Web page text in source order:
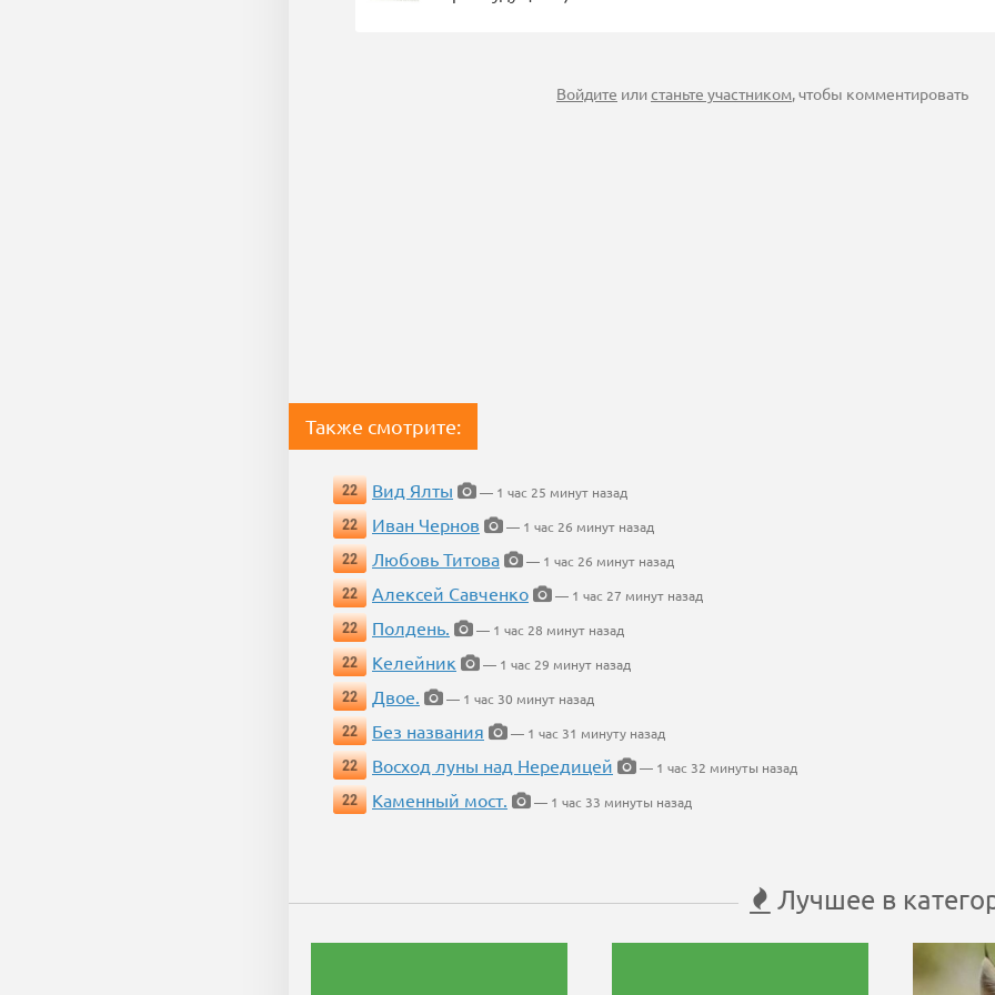
Войдите илистаньте участником, чтобы комментировать
Также смотрите:
22 Вид Ялты
— 1 час 25 минут назад
22
Иван Чернов
— 1 час 26 минут назад
22
Любовь Титова
— 1 час 26 минут назад
22
Алексей Савченко
— 1 час 27 минут назад
22
Полдень.
— 1 час 28 минут назад
22
Келейник
— 1 час 29 минут назад
22
Двое.
— 1 час 30 минут назад
22
Без названия
— 1 час 31 минуту назад
22
Восход луны над Нередицей
— 1 час 32 минуты назад
22
Каменный мост. — 1 час 33 минуты назад
Лучшее в